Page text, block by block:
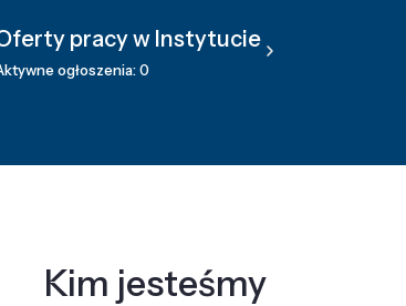
pracy w Instytucie
ogłoszenia: 0
Kim jesteśmy